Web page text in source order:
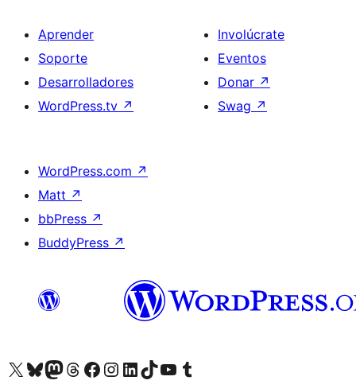
Aprender
Soporte
Desarrolladores
WordPress.tv ↗
Involúcrate
Eventos
Donar ↗
Swag ↗
WordPress.com ↗
Matt ↗
bbPress ↗
BuddyPress ↗
Visita nuestra cuenta de X (anteriormente Twitter)
Visita nuestra cuenta de Bluesky
Visita nuestra cuenta de Mastodon
Visita nuestra cuenta de Threads
Visita nuestra página de Facebook
Visita nuestra cuenta de Instagram
Visita nuestra cuenta de LinkedIn
Visita nuestra cuenta de TikTok
Visita nuestro canal de YouTube
Visita nuestra cuenta de Tumblr